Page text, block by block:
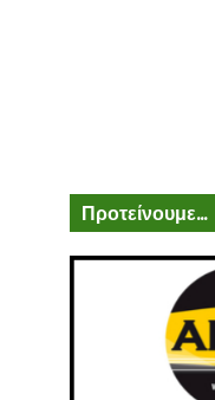
Προτείνουμε...